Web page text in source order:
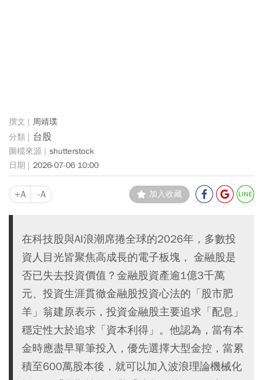
周靖璞
台股
shutterstock
2026-07-06 10:00
+A -A 加入收藏
在科技股與AI浪潮席捲全球的2026年，多數投
資人目光皆聚焦高成長的電子板塊， 金融股是
否已失去投資價值？金融股資產逾1億3千萬
元、投資生涯貫徹金融股投資心法的「股市肥
羊」翁建原表示，投資金融股主要追求「配息」
穩定性大於追求「資本利得」。他認為，當有本
金時應盡早單筆投入，優先選擇大型金控，當累
積至600萬股本後，就可以加入波浪理論機械化